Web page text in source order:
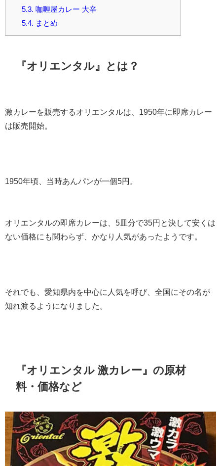
5.3. 咖喱屋カレー 大辛
5.4. まとめ
『オリエンタル』とは？
激カレーを販売するオリエンタルは、1950年に即席カレー
は販売開始。
1950年頃、当時あんパンが一個5円。
オリエンタルの即席カレーは、5皿分で35円と決して安くは
ない価格にも関わらず、かなり人気があったようです。
それでも、愛知県内を中心に人気を呼び、全国にその名が
知れ渡るようになりました。
『オリエンタル 激カレー』の原材
料・価格など